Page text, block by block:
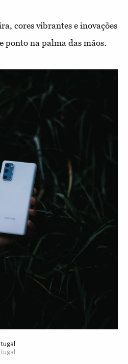
cores vibrantes e inovações
ponto na palma das mãos.